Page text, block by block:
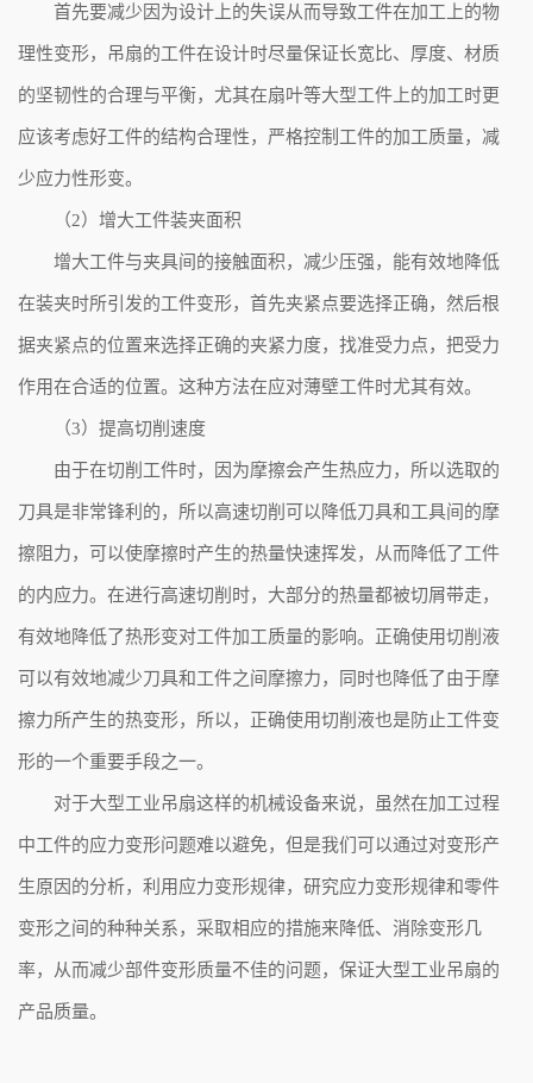
首先要减少因为设计上的失误从而导致工件在加工上的物
理性变形，吊扇的工件在设计时尽量保证长宽比、厚度、材质
的坚韧性的合理与平衡，尤其在扇叶等大型工件上的加工时更
应该考虑好工件的结构合理性，严格控制工件的加工质量，减
少应力性形变。
（2）增大工件装夹面积
增大工件与夹具间的接触面积，减少压强，能有效地降低
在装夹时所引发的工件变形，首先夹紧点要选择正确，然后根
据夹紧点的位置来选择正确的夹紧力度，找准受力点，把受力
作用在合适的位置。这种方法在应对薄壁工件时尤其有效。
（3）提高切削速度
由于在切削工件时，因为摩擦会产生热应力，所以选取的
刀具是非常锋利的，所以高速切削可以降低刀具和工具间的摩
擦阻力，可以使摩擦时产生的热量快速挥发，从而降低了工件
的内应力。在进行高速切削时，大部分的热量都被切屑带走，
有效地降低了热形变对工件加工质量的影响。正确使用切削液
可以有效地减少刀具和工件之间摩擦力，同时也降低了由于摩
擦力所产生的热变形，所以，正确使用切削液也是防止工件变
形的一个重要手段之一。
对于大型工业吊扇这样的机械设备来说，虽然在加工过程
中工件的应力变形问题难以避免，但是我们可以通过对变形产
生原因的分析，利用应力变形规律，研究应力变形规律和零件
变形之间的种种关系，采取相应的措施来降低、消除变形几
率，从而减少部件变形质量不佳的问题，保证大型工业吊扇的
产品质量。